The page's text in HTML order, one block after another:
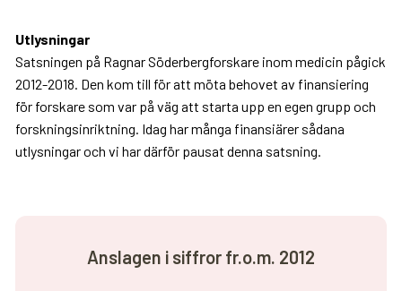
Utlysningar
Satsningen på Ragnar Söderbergforskare inom medicin pågick
2012-2018. Den kom till för att möta behovet av finansiering
för forskare som var på väg att starta upp en egen grupp och
forskningsinriktning. Idag har många finansiärer sådana
utlysningar och vi har därför pausat denna satsning.
Anslagen i siffror fr.o.m. 2012